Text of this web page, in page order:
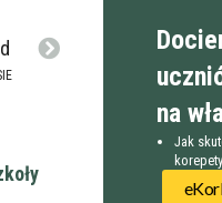
na
Jak